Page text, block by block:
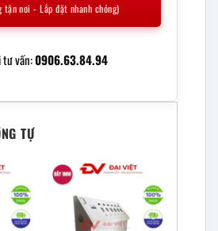
tận nơi - Lắp đặt nhanh chóng)
tư vấn:0906.63.84.94
TỰ